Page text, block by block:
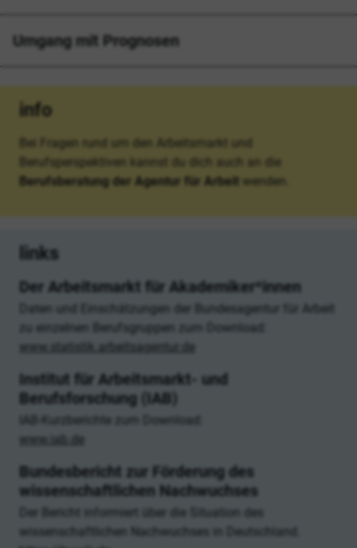
Umgang mit Prognosen
info
Bei Fragen rund um den Arbeitsmarkt und
Berufsperspektiven kannst du dich auch an die
Berufsberatung der Agentur für Arbeit wenden.
links
Der Arbeitsmarkt für Akademiker*innen
Daten und Einschätzungen der Bundesagentur für Arbeit
zu einzelnen Berufsgruppen zum Download:
www.statistik.arbeitsagentur.de
Institut für Arbeitsmarkt- und
Berufsforschung (IAB)
IAB-Kurzberichte zum Download:
www.iab.de
Bundesbericht zur Förderung des
wissenschaftlichen Nachwuchses
Der Bericht informiert über die Situation des
wissenschaftlichen Nachwuchses in Deutschland.